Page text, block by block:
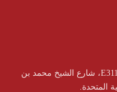
المنطقة الحرّة لمدينة الشارقة للنشر E311، شارع الشيخ محمد بن
المتحدة.